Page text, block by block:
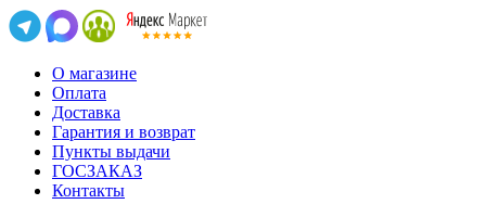
О магазине
Оплата
Доставка
Гарантия и возврат
Пункты выдачи
ГОСЗАКАЗ
Контакты